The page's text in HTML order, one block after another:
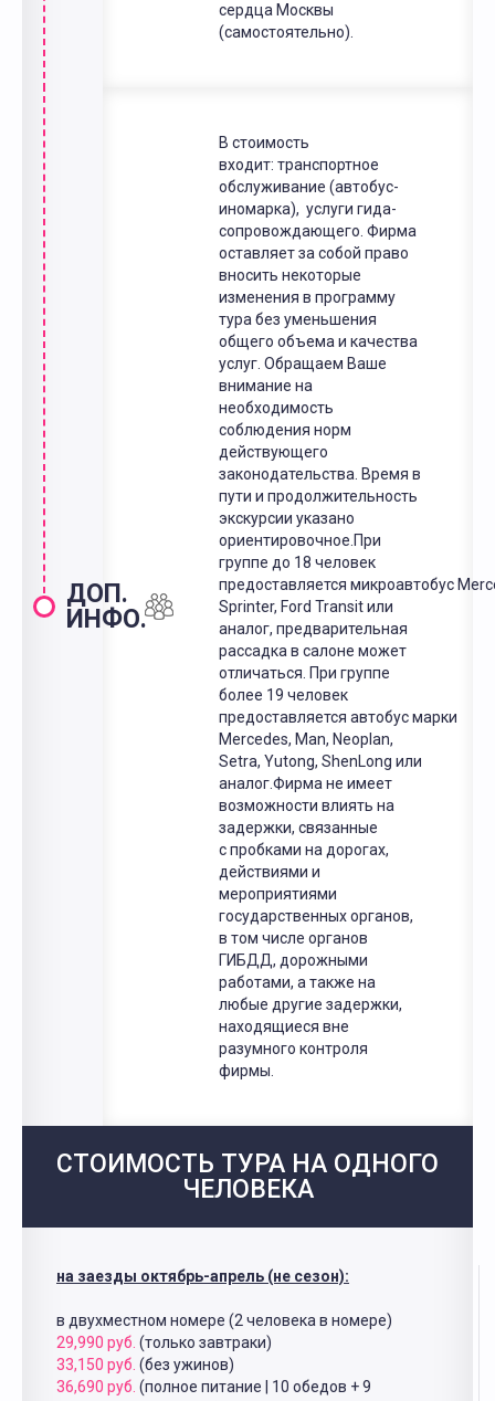
сердца Москвы
(самостоятельно).
ДОП.
ИНФО.
В стоимость
входит: транспортное
обслуживание (автобус-
иномарка), услуги гида-
сопровождающего. Фирма
оставляет за собой право
вносить некоторые
изменения в программу
тура без уменьшения
общего объема и качества
услуг. Обращаем Ваше
внимание на
необходимость
соблюдения норм
действующего
законодательства. Время в
пути и продолжительность
экскурсии указано
ориентировочное.При
группе до 18 человек
предоставляется микроавтобус
Sprinter, Ford Transit или
аналог, предварительная
рассадка в салоне может
отличаться. При группе
более 19 человек
предоставляется автобус марки
Mercedes, Man, Neoplan,
Setra, Yutong, ShenLong или
аналог.Фирма не имеет
возможности влиять на
задержки, связанные
с пробками на дорогах,
действиями и
мероприятиями
государственных органов,
в том числе органов
ГИБДД, дорожными
работами, а также на
любые другие задержки,
находящиеся вне
разумного контроля
фирмы.
СТОИМОСТЬ ТУРА НА ОДНОГО
ЧЕЛОВЕКА
на заезды октябрь-апрель (не сезон):
в двухместном номере (2 человека в номере)
29,990 руб. (только завтраки)
33,150 руб. (без ужинов)
36,690 руб. (полное питание | 10 обедов + 9